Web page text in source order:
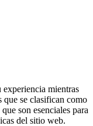
mientras
que se clasifican como
son esenciales para
del sitio web.